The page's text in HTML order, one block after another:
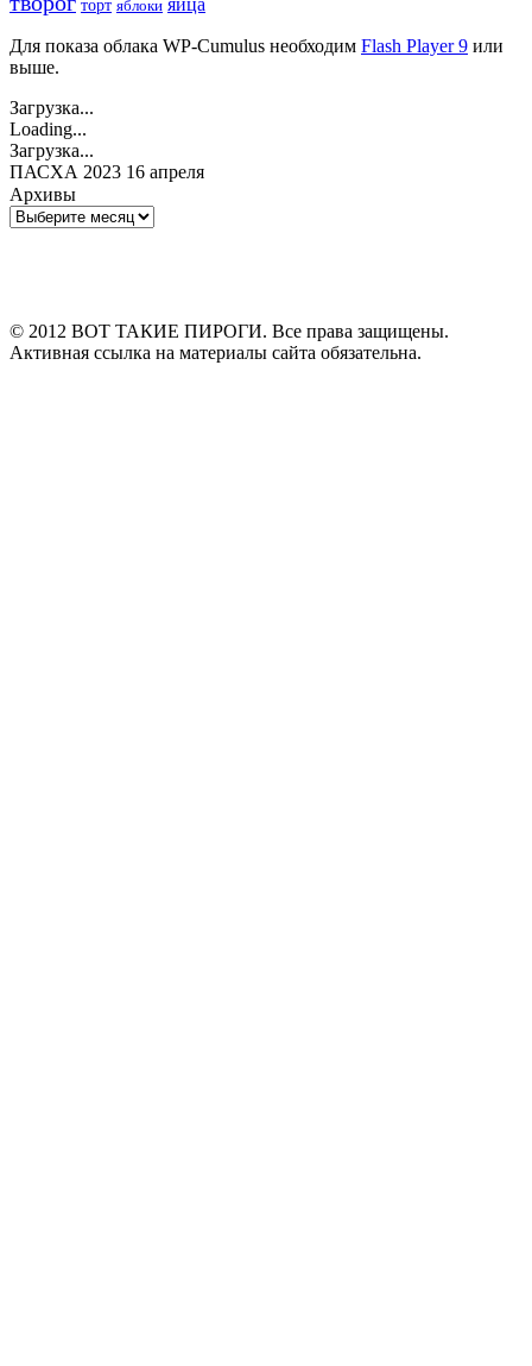
торт яблоки яйца
Для показа облака WP-Cumulus необходим Flash Player 9 или
выше.
Загрузка...
Loading...
Загрузка...
ПАСХА 2023 16 апреля
Архивы
Архивы
© 2012 ВОТ ТАКИЕ ПИРОГИ. Все права защищены.
Активная ссылка на материалы сайта обязательна.